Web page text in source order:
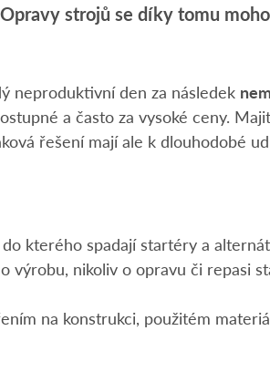
strojů se díky tomu
neproduktivní den za následek
a často za vysoké ceny.
řešení mají ale k dlouhodobé
kterého spadají startéry a
výrobu, nikoliv o opravu či repasi
na konstrukci, použitém